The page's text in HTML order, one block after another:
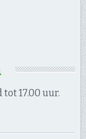
17.00 uur.